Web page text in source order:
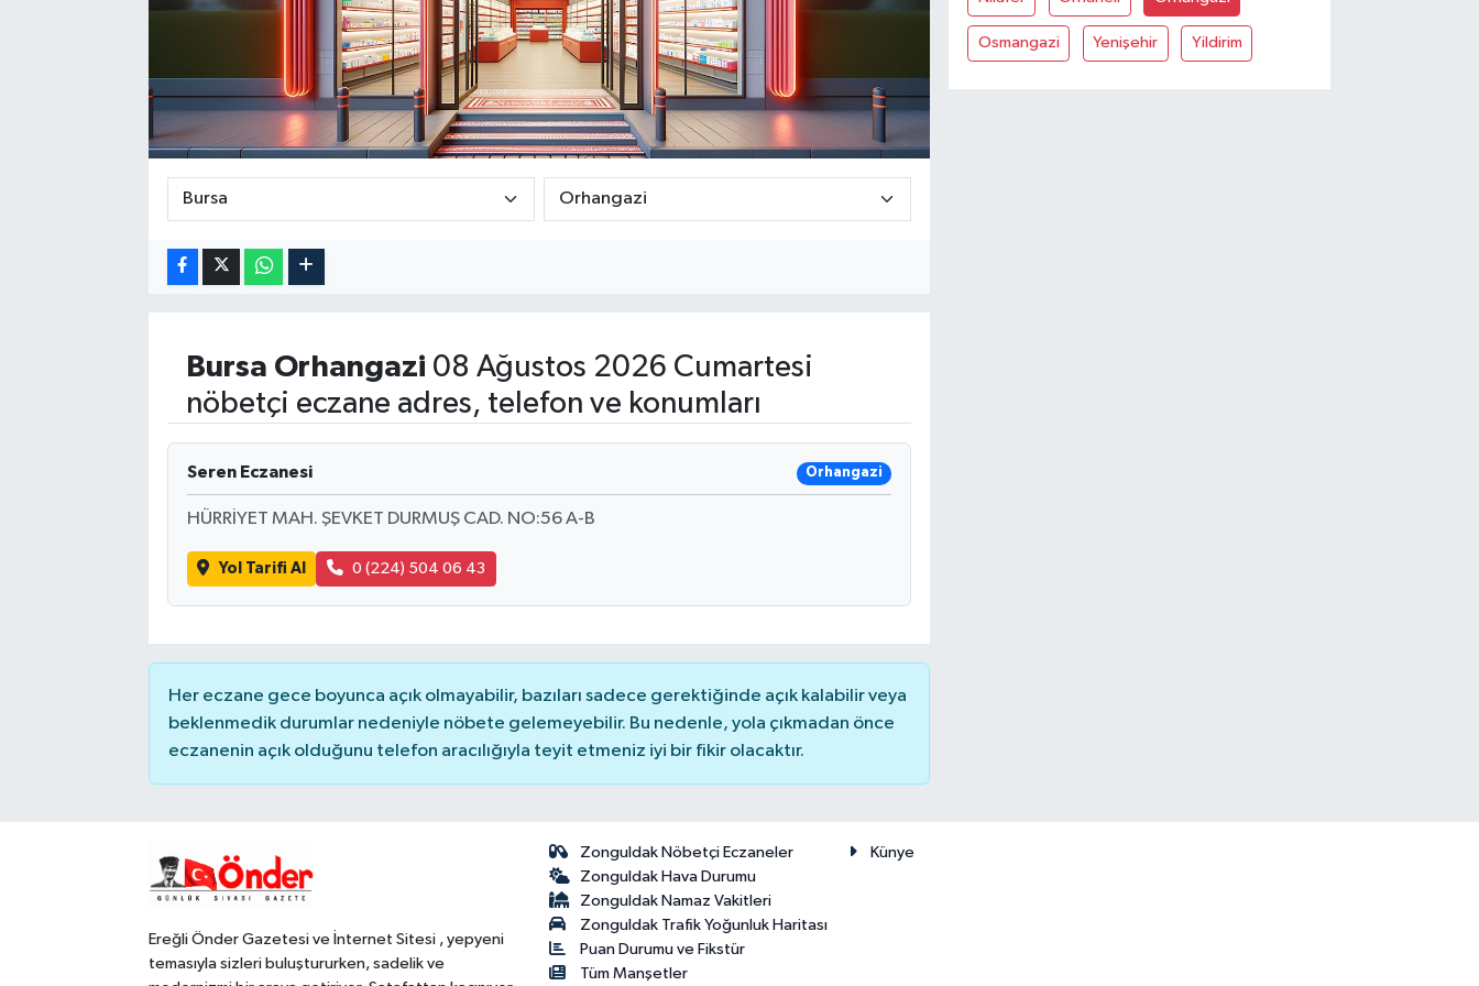
Bursa Orhangazi 08 Ağustos 2026 Cumartesi
nöbetçi eczane adres, telefon ve konumları
Seren Eczanesi Orhangazi
HÜRRİYET MAH. ŞEVKET DURMUŞ CAD. NO:56 A-B
Yol Tarifi Al 0 (224) 504 06 43
Her eczane gece boyunca açık olmayabilir, bazıları sadece gerektiğinde açık kalabilir veya
beklenmedik durumlar nedeniyle nöbete gelemeyebilir. Bu nedenle, yola çıkmadan önce
eczanenin açık olduğunu telefon aracılığıyla teyit etmeniz iyi bir fikir olacaktır.
Osmangazi Yenişehir Yildirim
Ereğli Önder Gazetesi ve İnternet Sitesi , yepyeni
temasıyla sizleri buluştururken, sadelik ve
Zonguldak Nöbetçi Eczaneler
Zonguldak Hava Durumu
Zonguldak Namaz Vakitleri
Zonguldak Trafik Yoğunluk Haritası
Puan Durumu ve Fikstür
Tüm Manşetler
Künye